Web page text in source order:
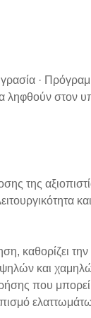
·
ληφθούν στον
της
καθορίζει
και
που